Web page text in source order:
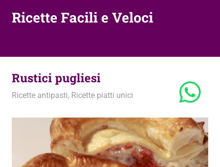
Ricette Facili e Veloci
Rustici pugliesi
1 Ottobre 2015
admin
Ricette antipasti, Ricette piatti unici